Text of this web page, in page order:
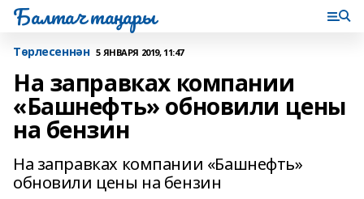
Балтач таңнары
Tөрлесеннән 5 ЯНВАРЯ 2019, 11:47
На заправках компании
«Башнефть» обновили цены
на бензин
На заправках компании «Башнефть»
обновили цены на бензин